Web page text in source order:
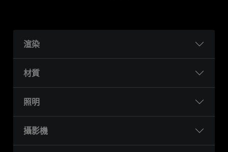
渲染
材質
照明
攝影機